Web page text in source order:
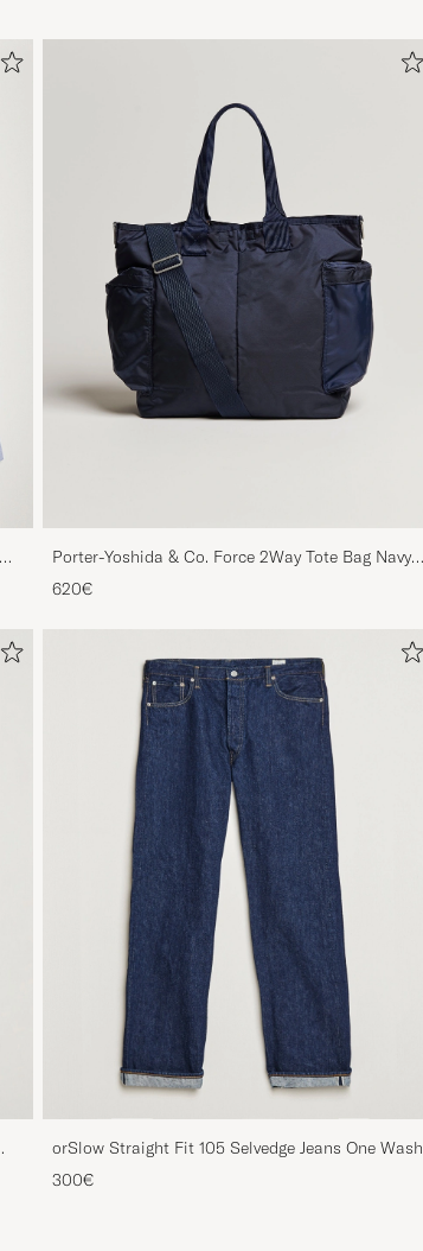
Porter-Yoshida & Co. Force 2Way Tote Bag Navy
Blue
620€
orSlow Straight Fit 105 Selvedge Jeans One Wash
300€